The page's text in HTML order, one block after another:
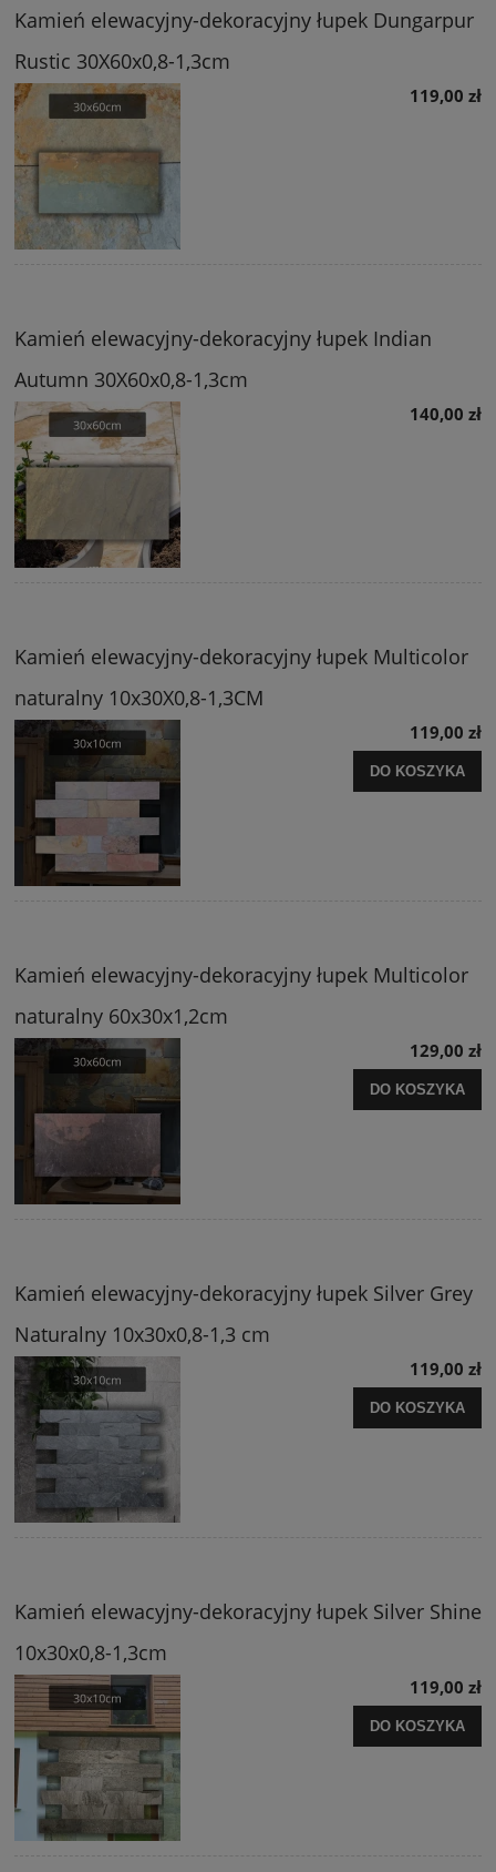
Kamień elewacyjny-dekoracyjny łupek Dungarpur
Rustic 30X60x0,8-1,3cm
119,00 zł
Kamień elewacyjny-dekoracyjny łupek Indian
Autumn 30X60x0,8-1,3cm
140,00 zł
Kamień elewacyjny-dekoracyjny łupek Multicolor
naturalny 10x30X0,8-1,3CM
119,00 zł
DO KOSZYKA
Kamień elewacyjny-dekoracyjny łupek Multicolor
naturalny 60x30x1,2cm
129,00 zł
DO KOSZYKA
Kamień elewacyjny-dekoracyjny łupek Silver Grey
Naturalny 10x30x0,8-1,3 cm
119,00 zł
DO KOSZYKA
Kamień elewacyjny-dekoracyjny łupek Silver Shine
10x30x0,8-1,3cm
119,00 zł
DO KOSZYKA